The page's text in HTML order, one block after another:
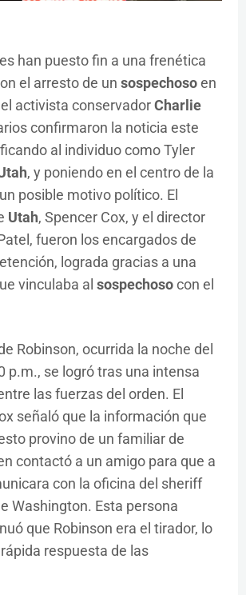
han puesto fin a una frenética
el arresto de un sospechosoen
activista conservadorCharlie
confirmaron la noticia este
al individuo como Tyler
, y poniendo en el centro de la
posible motivo político. El
Utah, Spencer Cox, y el director
fueron los encargados de
lograda gracias a una
vinculaba al sospechosocon el
Robinson, ocurrida la noche del
p.m., se logró tras una intensa
las fuerzas del orden. El
señaló que la información que
provino de un familiar de
contactó a un amigo para que a
con la oficina del sheriff
Washington. Esta persona
que Robinson era el tirador, lo
respuesta de las